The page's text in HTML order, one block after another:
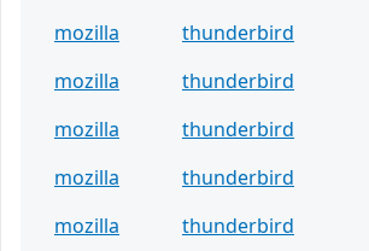
mozilla
thunderbird
mozilla
thunderbird
mozilla
thunderbird
mozilla
thunderbird
mozilla
thunderbird